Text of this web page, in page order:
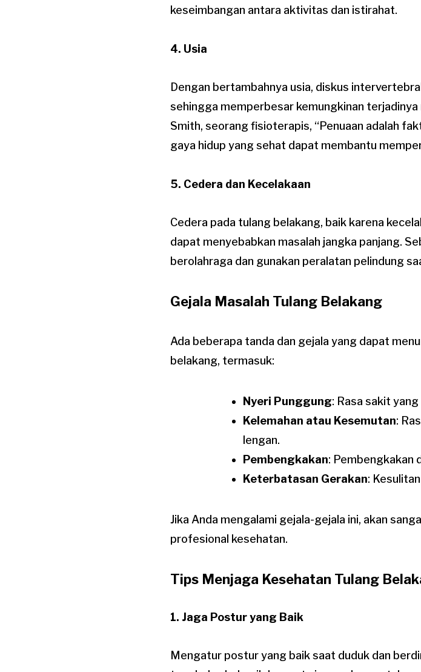
keseimbangan antara aktivitas dan istirahat.
4. Usia
Dengan bertambahnya usia, diskus
sehingga memperbesar kemungkinan terjadinya
Smith, seorang fisioterapis, “Penuaan adalah
gaya hidup yang sehat dapat membantu
5. Cedera dan Kecelakaan
Cedera pada tulang belakang, baik karena
dapat menyebabkan masalah jangka panjang.
berolahraga dan gunakan peralatan pelindung
Gejala Masalah Tulang Belakang
Ada beberapa tanda dan gejala yang dapat
belakang, termasuk:
Nyeri Punggung: Rasa sakit
Kelemahan atau Kesemutan:
lengan.
Pembengkakan: Pembengkakan
Keterbatasan Gerakan:
Jika Anda mengalami gejala-gejala ini, akan
profesional kesehatan.
Tips Menjaga Kesehatan Tulang
1. Jaga Postur yang Baik
Mengatur postur yang baik saat duduk dan